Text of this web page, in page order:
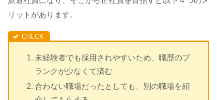
リットがあります。
未経験者でも採用されやすいため、職歴のブ
ランクが少なくて済む
合わない職場だったとしても、別の職場を紹